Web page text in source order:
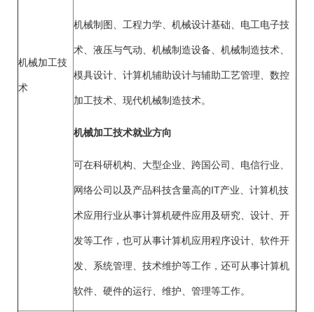
机械加工技
术
机械制图、工程力学、机械设计基础、电工电子技
术、液压与气动、机械制造设备、机械制造技术、
模具设计、计算机辅助设计与辅助工艺管理、数控
加工技术、现代机械制造技术。
机械加工技术就业方向
可在科研机构、大型企业、跨国公司、电信行业、
网络公司以及产品科技含量高的IT产业、计算机技
术应用行业从事计算机硬件应用及研究、设计、开
发等工作，也可从事计算机应用程序设计、软件开
发、系统管理、技术维护等工作，还可从事计算机
软件、硬件的运行、维护、管理等工作。